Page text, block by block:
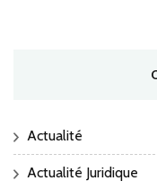
Actualité
Actualité Juridique